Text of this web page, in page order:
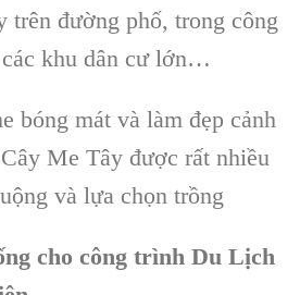
trên đường phố, trong công
khu dân cư lớn…
bóng mát và làm đẹp cảnh
Me Tây được rất nhiều
và lựa chọn trồng
cho công trình Du Lịch